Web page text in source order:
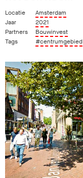
Locatie
Amsterdam
Jaar
2021
Partners
Bouwinvest
Tags
#centrumgebied